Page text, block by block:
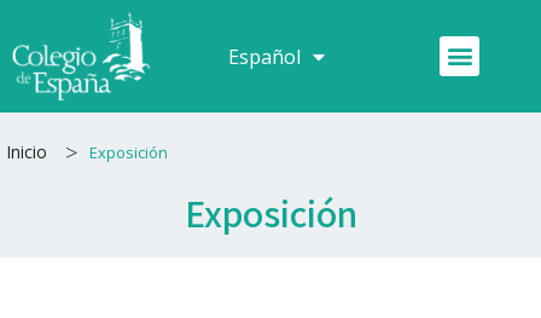
al
contenido
Español
Français Menú
Inicio > Exposición
Exposición